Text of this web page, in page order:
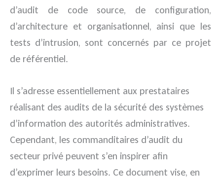
d’audit de code source, de configuration,
d’architecture et organisationnel, ainsi que les
tests d’intrusion, sont concernés par ce projet
de référentiel.
Il s’adresse essentiellement aux prestataires
réalisant des audits de la sécurité des systèmes
d’information des autorités administratives.
Cependant, les commanditaires d’audit du
secteur privé peuvent s’en inspirer afin
d’exprimer leurs besoins. Ce document vise, en